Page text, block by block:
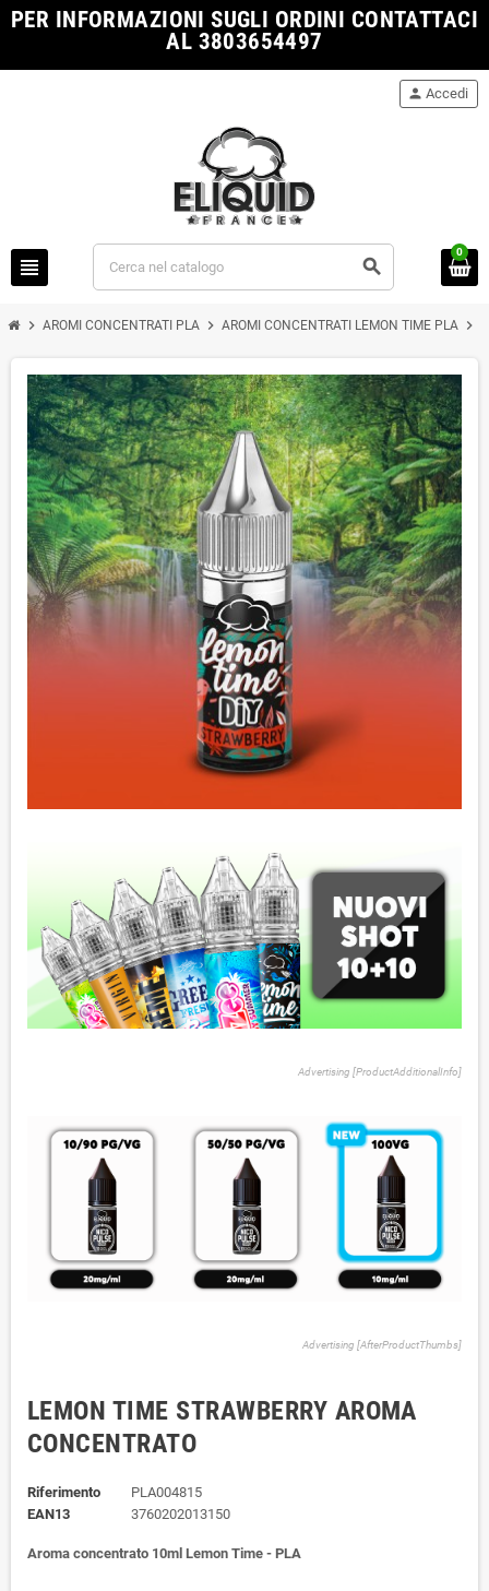
PER INFORMAZIONI SUGLI ORDINI CONTATTACI
AL 3803654497
view_headline search
person Accedi
0
chevron_right AROMI CONCENTRATI PLA chevron_right AROMI CONCENTRATI LEMON TIME PLA chevron_right
Advertising [ProductAdditionalInfo]
Advertising [AfterProductThumbs]
LEMON TIME STRAWBERRY AROMA
CONCENTRATO
Riferimento
PLA004815
EAN13
3760202013150
Aroma concentrato 10ml Lemon Time - PLA